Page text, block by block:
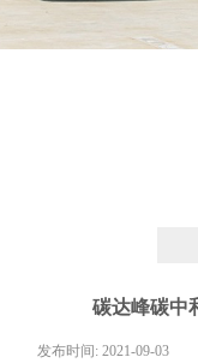
碳达峰碳中
发布时间: 2021-09-03